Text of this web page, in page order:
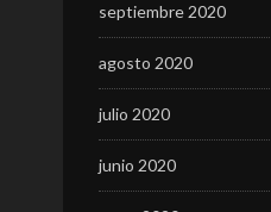
septiembre 2020
agosto 2020
julio 2020
junio 2020